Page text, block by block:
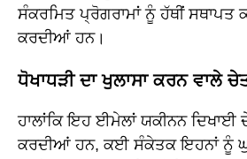
ਸੰਕਰਮਿਤ ਪ੍ਰੋਗਰਾਮਾਂ ਨੂੰ ਹੱਥੀਂ ਸਥਾਪਤ
ਕਰਦੀਆਂ ਹਨ।
ਧੋਖਾਧੜੀ ਦਾ ਖੁਲਾਸਾ ਕਰਨ ਵਾਲੇ
ਹਾਲਾਂਕਿ ਇਹ ਈਮੇਲਾਂ ਯਕੀਨਨ ਦਿਖਾਈ
ਕਰਦੀਆਂ ਹਨ, ਕਈ ਸੰਕੇਤਕ ਇਹਨਾਂ ਨੂੰ